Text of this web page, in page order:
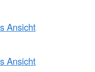
Ansicht
Ansicht